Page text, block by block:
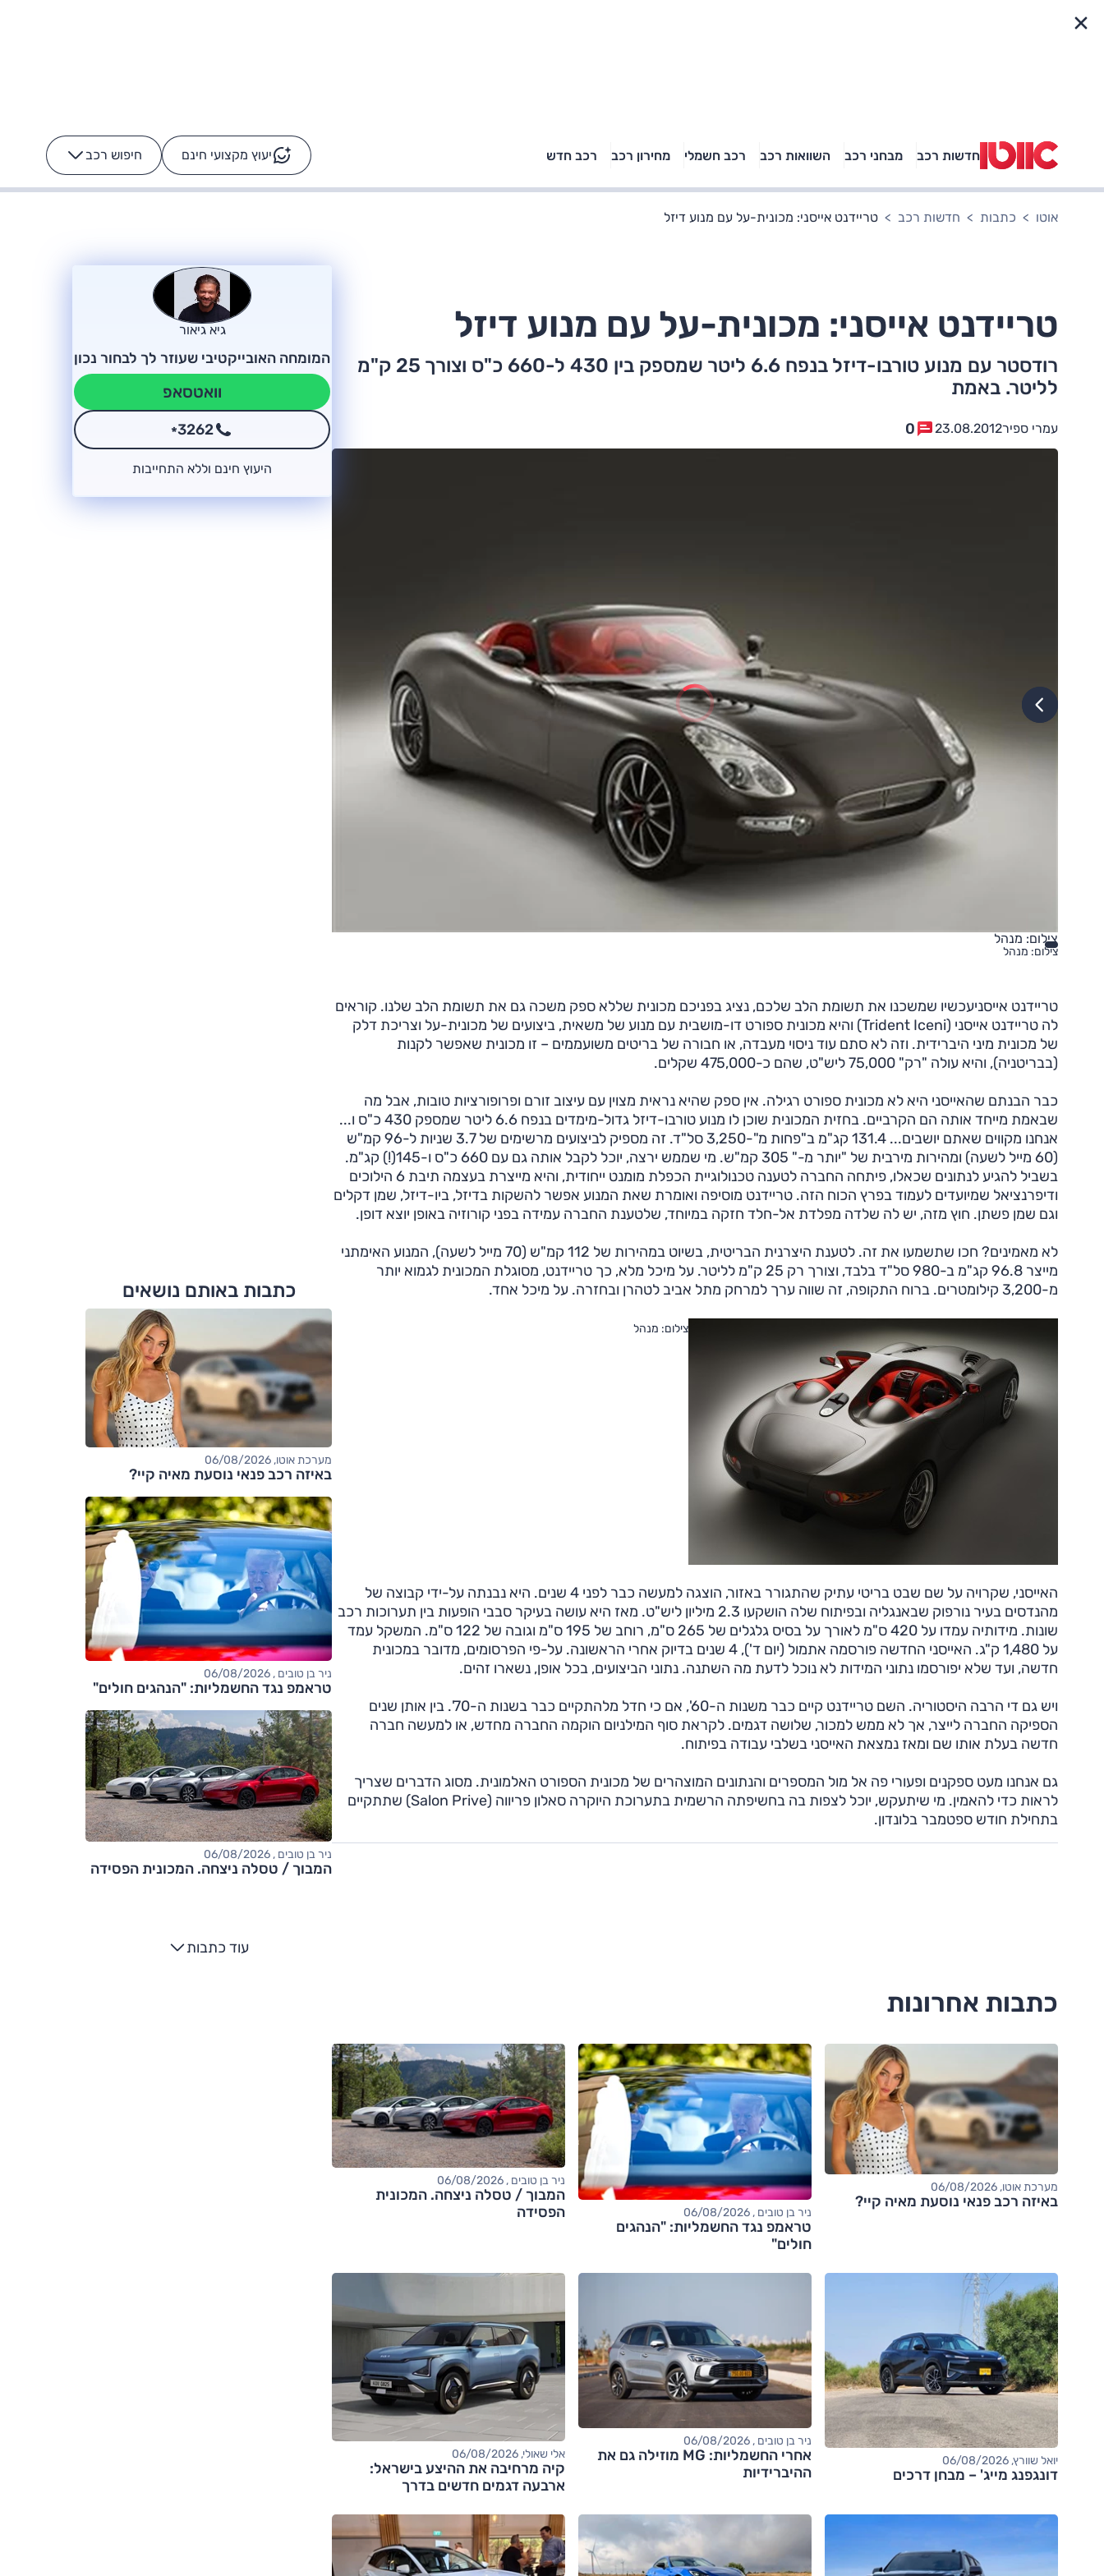
חדשות רכב מבחני רכב השוואות רכב רכב חשמלי מחירון רכב רכב חדש יעוץ מקצועי חינם חיפוש רכב -
באיזה רכב פנאי נוסעת
טויוטה ראב 4, קיה
ספורטאז' לונג ויונדאי
הנייר ועל הכביש
רכבי הסלבס: על מה נוסע
הרכב לא מתקלקל. המסך
כן
אוטו כתבות חדשות רכב טריידנט אייסני: מכונית-על עם מנוע דיזל
טריידנט אייסני: מכונית-על עם מנוע דיזל
רודסטר עם מנוע טורבו-דיזל בנפח 6.6 ליטר שמספק בין 430 ל-660 כ"ס וצורך 25 ק"מ
לליטר. באמת
עמרי ספיר23.08.2012
0
צילום: מנהל
צילום: מנהל
טריידנט אייסניעכשיו שמשכנו את תשומת הלב שלכם, נציג בפניכם מכונית שללא ספק משכה גם את תשומת הלב שלנו. קוראים
לה טריידנט אייסני (Trident Iceni) והיא מכונית ספורט דו-מושבית עם מנוע של משאית, ביצועים של מכונית-על וצריכת דלק
של מכונית מיני היברידית. וזה לא סתם עוד ניסוי מעבדה, או חבורה של בריטים משועממים – זו מכונית שאפשר לקנות
(בבריטניה), והיא עולה "רק" 75,000 ליש"ט, שהם כ-475,000 שקלים.
כבר הבנתם שהאייסני היא לא מכונית ספורט רגילה. אין ספק שהיא נראית מצוין עם עיצוב זורם ופרופורציות טובות, אבל מה
שבאמת מייחד אותה הם הקרביים. בחזית המכונית שוכן לו מנוע טורבו-דיזל גדול-מימדים בנפח 6.6 ליטר שמספק 430 כ"ס ו...
אנחנו מקווים שאתם יושבים... 131.4 קג"מ ב"פחות מ"-3,250 סל"ד. זה מספיק לביצועים מרשימים של 3.7 שניות ל-96 קמ"ש
(60 מייל לשעה) ומהירות מירבית של "יותר מ-" 305 קמ"ש. מי שממש ירצה, יוכל לקבל אותה גם עם 660 כ"ס ו-145(!) קג"מ.
בשביל להגיע לנתונים שכאלו, פיתחה החברה לטענה טכנולוגיית הכפלת מומנט ייחודית, והיא מייצרת בעצמה תיבת 6 הילוכים
ודיפרנציאל שמיועדים לעמוד בפרץ הכוח הזה. טריידנט מוסיפה ואומרת שאת המנוע אפשר להשקות בדיזל, ביו-דיזל, שמן דקלים
וגם שמן פשתן. חוץ מזה, יש לה שלדה מפלדת אל-חלד חזקה במיוחד, שלטענת החברה עמידה בפני קורוזיה באופן יוצא דופן.
לא מאמינים? חכו שתשמעו את זה. לטענת היצרנית הבריטית, בשיוט במהירות של 112 קמ"ש (70 מייל לשעה), המנוע האימתני
מייצר 96.8 קג"מ ב-980 סל"ד בלבד, וצורך רק 25 ק"מ לליטר. על מיכל מלא, כך טריידנט, מסוגלת המכונית לגמוא יותר
מ-3,200 קילומטרים. ברוח התקופה, זה שווה ערך למרחק מתל אביב לטהרן ובחזרה. על מיכל אחד.
צילום: מנהל
האייסני, שקרויה על שם שבט בריטי עתיק שהתגורר באזור, הוצגה למעשה כבר לפני 4 שנים. היא נבנתה על-ידי קבוצה של
מהנדסים בעיר נורפוק שבאנגליה ובפיתוח שלה הושקעו 2.3 מיליון ליש"ט. מאז היא עושה בעיקר סבבי הופעות בין תערוכות רכב
שונות. מידותיה עמדו על 420 ס"מ לאורך על בסיס גלגלים של 265 ס"מ, רוחב של 195 ס"מ וגובה של 122 ס"מ. המשקל עמד
על 1,480 ק"ג. האייסני החדשה פורסמה אתמול (יום ד'), 4 שנים בדיוק אחרי הראשונה. על-פי הפרסומים, מדובר במכונית
חדשה, ועד שלא יפורסמו נתוני המידות לא נוכל לדעת מה השתנה. נתוני הביצועים, בכל אופן, נשארו זהים.
ויש גם די הרבה היסטוריה. השם טריידנט קיים כבר משנות ה-60', אם כי חדל מלהתקיים כבר בשנות ה-70'. בין אותן שנים
הספיקה החברה לייצר, אך לא ממש למכור, שלושה דגמים. לקראת סוף המילניום הוקמה החברה מחדש, או למעשה חברה
חדשה בעלת אותו שם ומאז נמצאת האייסני בשלבי עבודה בפיתוח.
גם אנחנו מעט ספקנים ופעורי פה אל מול המספרים והנתונים המוצהרים של מכונית הספורט האלמונית. מסוג הדברים שצריך
לראות כדי להאמין. מי שיתעקש, יוכל לצפות בה בחשיפתה הרשמית בתערוכת היוקרה סאלון פריווה (Salon Prive) שתתקיים
בתחילת חודש ספטמבר בלונדון.
כתבות אחרונות
מערכת אוטו, 06/08/2026
באיזה רכב פנאי נוסעת מאיה קיי?
ניר בן טובים , 06/08/2026
טראמפ נגד החשמליות: "הנהגים
חולים"
ניר בן טובים , 06/08/2026
המבוך / טסלה ניצחה. המכונית
הפסידה
יואל שוורץ, 06/08/2026
דונגפנג מייג' – מבחן דרכים
ניר בן טובים , 06/08/2026
אחרי החשמליות: MG מוזילה גם את
ההיברידיות
אלי שאולי, 06/08/2026
קיה מרחיבה את ההיצע בישראל:
ארבעה דגמים חדשים בדרך
גיא גיאור
המומחה האובייקטיבי שעוזר לך לבחור נכון
וואטסאפ
*3262
היעוץ חינם וללא התחייבות
כתבות באותם נושאים
מערכת אוטו, 06/08/2026
באיזה רכב פנאי נוסעת מאיה קיי?
ניר בן טובים , 06/08/2026
טראמפ נגד החשמליות: "הנהגים חולים"
ניר בן טובים , 06/08/2026
המבוך / טסלה ניצחה. המכונית הפסידה
עוד כתבות